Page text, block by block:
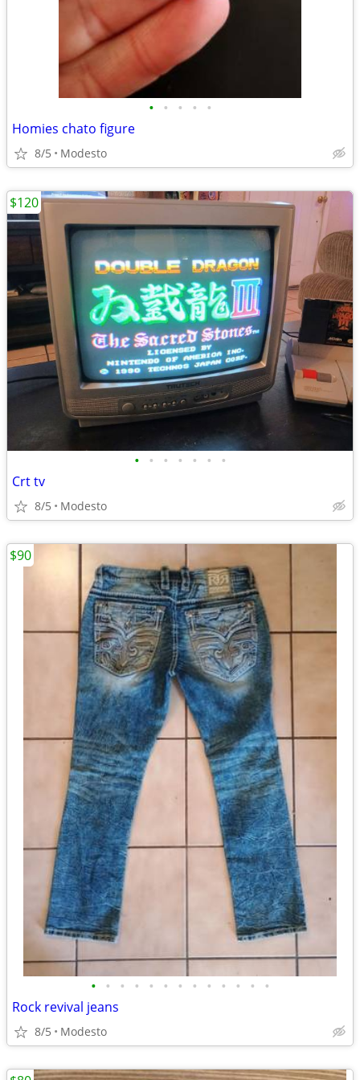
• • • • •
Homies chato figure
8/5 Modesto
• • • • • • •
Crt tv
8/5 Modesto
$120
• • • • • • • • • • • • •
Rock revival jeans
8/5 Modesto
$90